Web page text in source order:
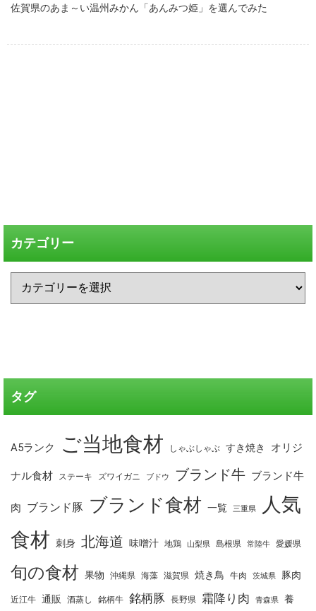
佐賀県のあま～い温州みかん「あんみつ姫」を選んでみた
カテゴリー
タグ
A5ランク ご当地食材 しゃぶしゃぶ すき焼き オリジ
ナル食材 ステーキ ズワイガニ ブドウ ブランド牛 ブランド牛
肉 ブランド豚 ブランド食材 一覧 三重県
人気
食材 刺身 北海道 味噌汁 地鶏 山梨県 島根県 常陸牛 愛媛県
旬の食材 果物 沖縄県 海藻 滋賀県 焼き鳥 牛肉 茨城県 豚肉
近江牛 通販 酒蒸し 銘柄牛 銘柄豚 長野県 霜降り肉 青森県 養